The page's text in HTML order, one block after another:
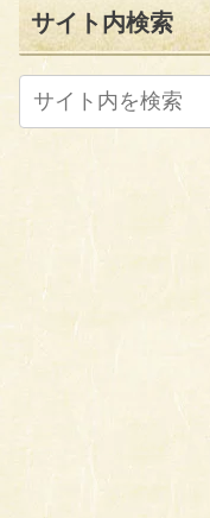
サイト内検索